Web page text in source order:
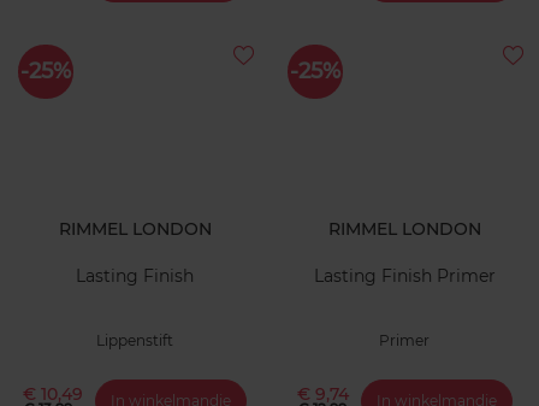
-25%
RIMMEL LONDON
Lasting Finish
Lippenstift
€ 10,49 In winkelmandje
-25%
RIMMEL LONDON
Lasting Finish Primer
Primer
€ 9,74 In winkelmandje